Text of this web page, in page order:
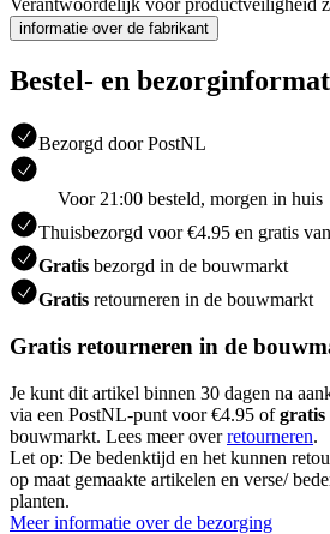
Verantwoordelijk voor productveiligheid
informatie over de fabrikant
Bestel- en
Bezorgd door PostNL
Voor 21:00 besteld, morgen in huis
Thuisbezorgd voor €4.95 en gratis
Gratis bezorgd in de bouwmarkt
Gratis retourneren in de bouwmarkt
Gratis retourneren in de
Je kunt dit artikel binnen 30 dagen na
via een PostNL-punt voor €4.95 ofgratis
bouwmarkt. Lees meer overretourneren.
Let op: De bedenktijd en het kunnen
op maat gemaakte artikelen en verse/
planten.
Meer informatie over de bezorging